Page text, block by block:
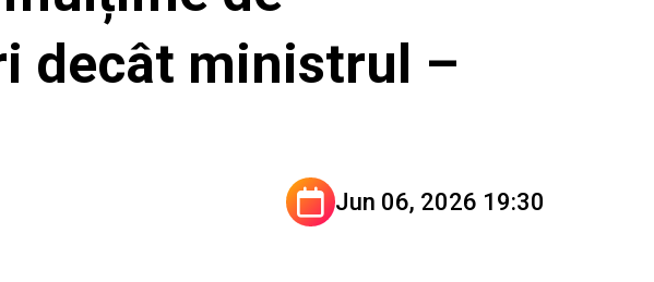
decât ministrul –
Jun 06, 2026 19:30